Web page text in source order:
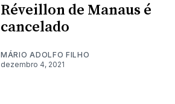
Réveillon de Manaus é
cancelado
MÁRIO ADOLFO FILHO
dezembro 4, 2021